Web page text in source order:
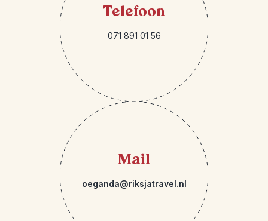
Telefoon
071 891 01 56
Mail
oeganda@riksjatravel.nl